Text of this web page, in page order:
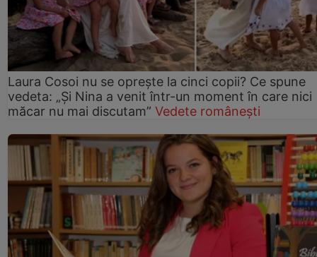
Laura Cosoi nu se oprește la cinci copii? Ce spune
vedeta: „Și Nina a venit într-un moment în care nici
măcar nu mai discutam” Vedete românești